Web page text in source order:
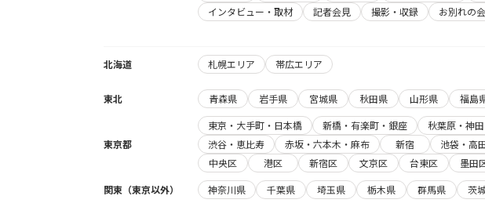
インタビュー・取材
記者会見 撮影・収録 お別れの
北海道 札幌エリア 帯広エリア
東北 青森県 岩手県 宮城県 秋田県 山形県 福島
東京都
東京・大手町・日本橋 新橋・有楽町・銀座 秋葉原・神
渋谷・恵比寿
赤坂・六本木・麻布 新宿 池袋・高
中央区
港区 新宿区 文京区 台東区 墨田
関東（東京以外）
神奈川県 千葉県 埼玉県 栃木県 群馬県 茨